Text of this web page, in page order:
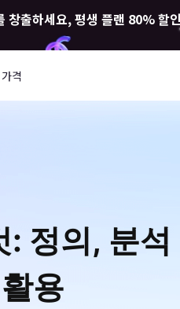
출하세요, 평생 플랜 80% 할
가격
정의, 분석
용